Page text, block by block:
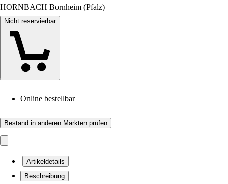
HORNBACH Bornheim (Pfalz)
Nicht reservierbar
Online bestellbar
Bestand in anderen Märkten prüfen
Artikeldetails
Beschreibung